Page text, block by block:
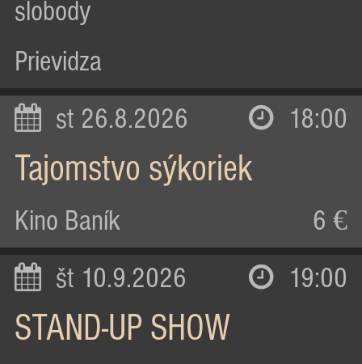
slobody
Prievidza
st 26.8.2026 18:00
Tajomstvo sýkoriek
Kino Baník 6 €
št 10.9.2026 19:00
STAND-UP SHOW